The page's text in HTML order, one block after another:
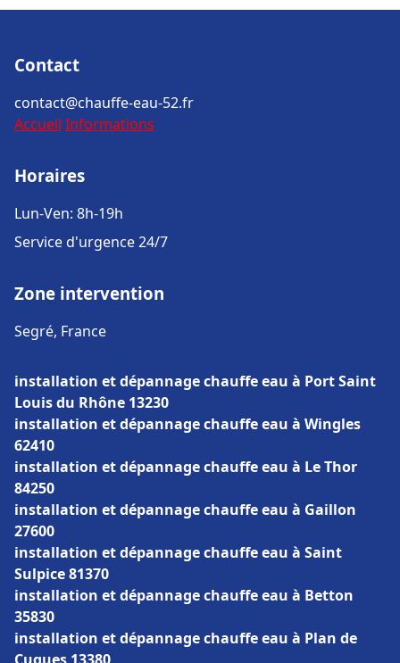
Contact
contact@chauffe-eau-52.fr
Accueil Informations
Horaires
Lun-Ven: 8h-19h
Service d'urgence 24/7
Zone intervention
Segré, France
installation et dépannage chauffe eau à Port Saint
Louis du Rhône 13230
installation et dépannage chauffe eau à Wingles
62410
installation et dépannage chauffe eau à Le Thor
84250
installation et dépannage chauffe eau à Gaillon
27600
installation et dépannage chauffe eau à Saint
Sulpice 81370
installation et dépannage chauffe eau à Betton
35830
installation et dépannage chauffe eau à Plan de